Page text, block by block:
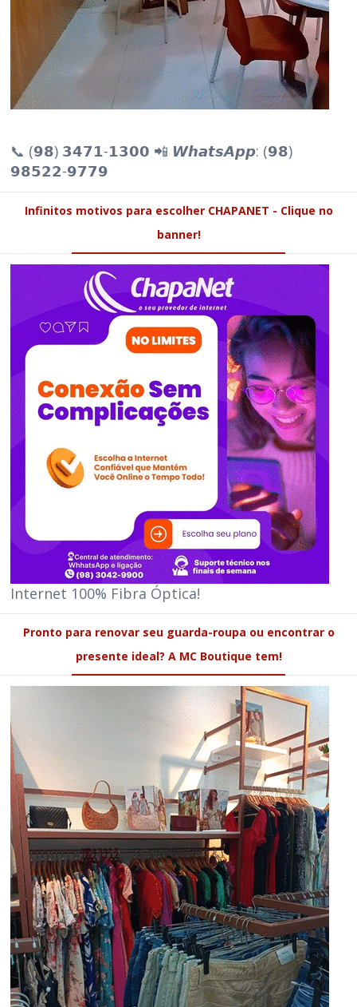
📞 (𝟵𝟴) 𝟯𝟰𝟳𝟭-𝟭𝟯𝟬𝟬 📲 𝙒𝙝𝙖𝙩𝙨𝘼𝙥𝙥: (𝟵𝟴)
𝟵𝟴𝟱𝟮𝟮-𝟵𝟳𝟳𝟵
Infinitos motivos para escolher CHAPANET - Clique no
banner!
Internet 100% Fibra Óptica!
Pronto para renovar seu guarda-roupa ou encontrar o
presente ideal? A MC Boutique tem!